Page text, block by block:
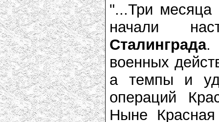
"...Три месяца
начали
Сталинграда.
военных
а темпы и
операций
Ныне